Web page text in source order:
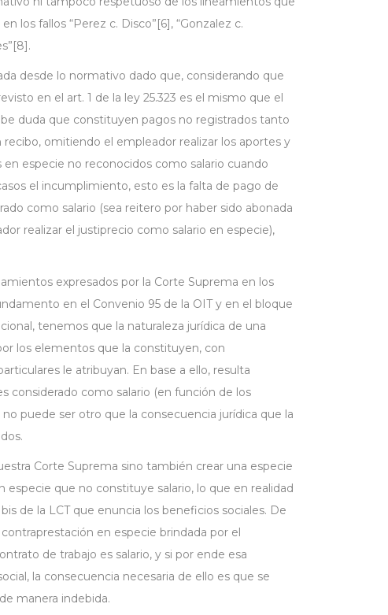
los fallos “Perez c. Disco”[6], “Gonzalez c.
desde lo normativo dado que, considerando que
en el art. 1 de la ley 25.323 es el mismo que el
duda que constituyen pagos no registrados tanto
omitiendo el empleador realizar los aportes y
especie no reconocidos como salario cuando
el incumplimiento, esto es la falta de pago de
como salario (sea reitero por haber sido abonada
realizar el justiprecio como salario en especie),
expresados por la Corte Suprema en los
en el Convenio 95 de la OIT y en el bloque
tenemos que la naturaleza jurídica de una
los elementos que la constituyen, con
le atribuyan. En base a ello, resulta
considerado como salario (en función de los
puede ser otro que la consecuencia jurídica que la
Corte Suprema sino también crear una especie
especie que no constituye salario, lo que en realidad
de la LCT que enuncia los beneficios sociales. De
en especie brindada por el
de trabajo es salario, y si por ende esa
la consecuencia necesaria de ello es que se
manera indebida.